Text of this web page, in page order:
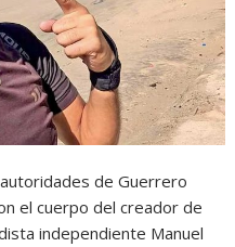
de Guerrero
el cuerpo del creador de
independiente Manuel